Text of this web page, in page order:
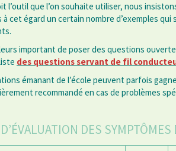
l’outil que l’on souhaite utiliser, nous
cet égard un certain nombre d’exemples
important de poser des questions
des questions servant de fil
émanant de l’école peuvent parfois
recommandé en cas de problèmes
DES